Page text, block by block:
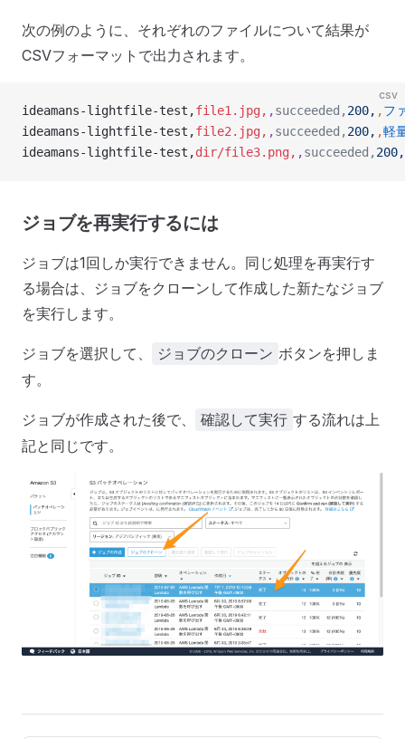
次の例のように、それぞれのファイルについて結果が
CSVフォーマットで出力されます。
csv
ideamans-lightfile-test,file1.jpg, ,succeeded, 200, ,フ
ideamans-lightfile-test,file2.jpg, ,succeeded, 200, ,軽
ideamans-lightfile-test,dir/file3.png, ,succeeded, 200,
ジョブを再実行するには
ジョブは1回しか実行できません。同じ処理を再実行す
る場合は、ジョブをクローンして作成した新たなジョブ
を実行します。
ジョブを選択して、 ジョブのクローン ボタンを押しま
す。
ジョブが作成された後で、 確認して実行 する流れは上
記と同じです。